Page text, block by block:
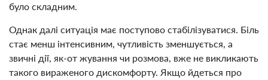
було складним.
Однак далі ситуація має поступово стабілізуватися. Біль
стає менш інтенсивним, чутливість зменшується, а
звичні дії, як-от жування чи розмова, вже не викликають
такого вираженого дискомфорту. Якщо йдеться про